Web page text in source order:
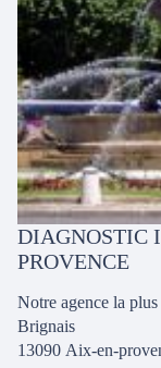
DIAGNOSTIC
PROVENCE
Notre agence la
Brignais
13090 Aix-en-